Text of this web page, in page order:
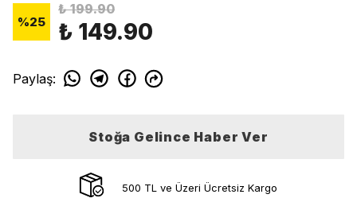
%25
₺ 199.90
₺ 149.90
Paylaş:
Stoğa Gelince Haber Ver
500 TL ve Üzeri Ücretsiz Kargo